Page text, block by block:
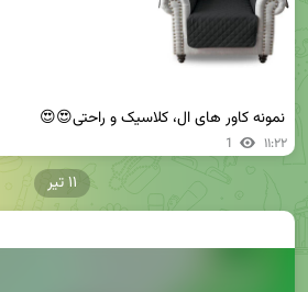
نمونه کاور های ال، کلاسیک و راحتی😍😍
1 ۱۱:۲۲
۱۱ تیر